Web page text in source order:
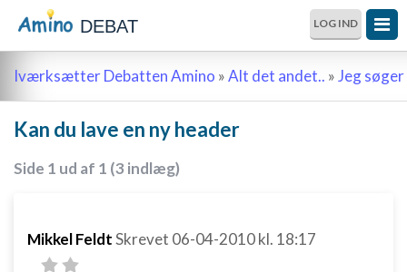
DEBAT LOG IND
Iværksætter Debatten Amino »Alt det andet.. »Jeg
Kan du lave en ny header
Side 1 ud af 1 (3 indlæg)
Mikkel FeldtSkrevet 06-04-2010kl. 18:17